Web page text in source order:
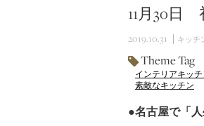
11月30日
2019.10.31 キッチ
Theme Tag
インテリアキッチ
素敵なキッチン
●名古屋で「